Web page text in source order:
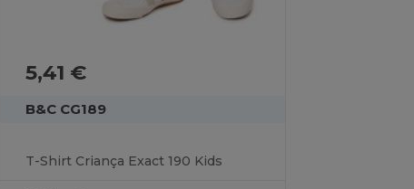
5,41 €
B&C CG189
T-Shirt Criança Exact 190 Kids